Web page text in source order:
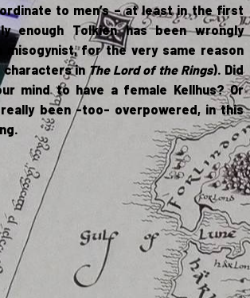
to men’s – at least in the first
enough Tolkien has been wrongly
misogynist, for the very same reason
in The Lord of the Rings). Did
mind to have a female Kellhus? Or
been -too- overpowered, in this